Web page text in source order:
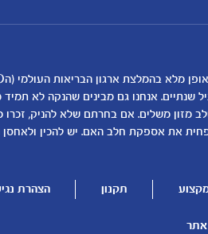
כלים ומחשבונים
מחשבון שמות
מחשבון התפתחות וגדילת
מתכונים לתינוקות
שנתיים. אנחנו גם מבינים שהנקה לא
מזון משלים. אם בחרתם שלא להניק, זכרו
את אספקת חלב האם. יש להכין
תקנון הצהרת